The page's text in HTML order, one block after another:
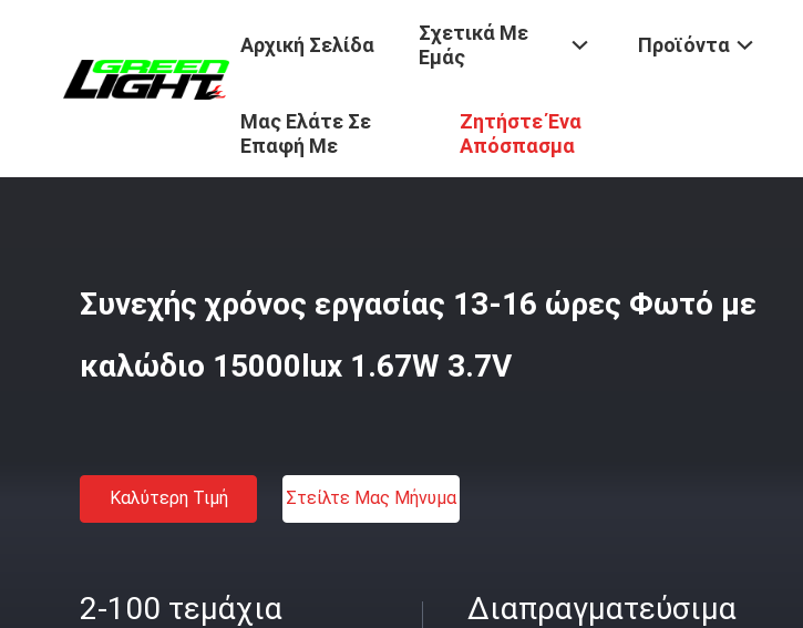
Αρχική Σελίδα
Σχετικά Με
Εμάς
Προϊόντα
Μας Ελάτε Σε
Επαφή Με
Ζητήστε Ένα
Απόσπασμα
Προϊόντα / Επαναφορτιζόμενα Λαμπτήρες Καπάκις Εξορυκτικών Εγκαταστάσεων
Συνεχής χρόνος εργασίας 13-16 ώρες Φωτό με
καλώδιο 15000lux 1.67W 3.7V
Καλύτερη Τιμή Στείλτε Μας Μήνυμα
2-100 τεμάχια Διαπραγματεύσιμα